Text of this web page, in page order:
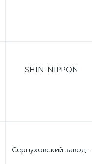
SHIN-NIPPON
Серпуховский завод "Металлист"